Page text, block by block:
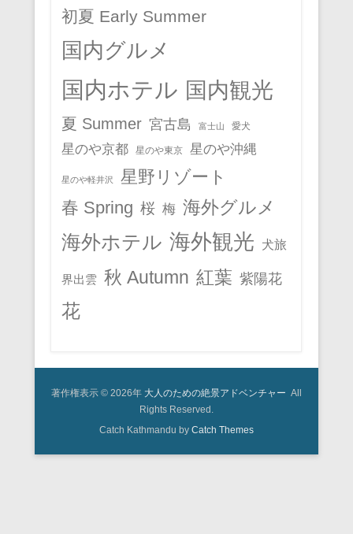
初夏 Early Summer
国内グルメ
国内ホテル 国内観光
夏 Summer 宮古島 富士山 愛犬
星のや京都 星のや東京 星のや沖縄
星のや軽井沢
星野リゾート
春 Spring 桜 梅 海外グルメ
海外ホテル 海外観光 犬旅
界出雲 秋 Autumn 紅葉 紫陽花
花
著作権表示 © 2026年 大人のための絶景アドベンチャー All
Rights Reserved.
Catch Kathmandu by Catch Themes